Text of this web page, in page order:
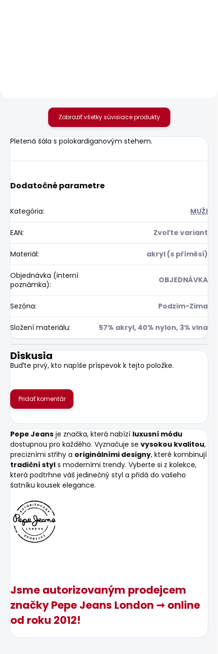
Zobraziť všetky súvisiace produkty
Pletená šála s polokardiganovým stehem.
Dodatočné parametre
Kategória: MUŽI
EAN: Zvoľte variant
Materiál: akryl (s příměsí)
Objednávka (interní
poznámka): OBJEDNÁVKA
Sezóna: Podzim-Zima
Složení materiálu: 57% akryl, 40% nylon, 3% vlna
Diskusia
Buďte prvý, kto napíše príspevok k tejto položke.
Pridať komentár
Pepe Jeans je značka, která nabízí luxusní módu
dostupnou pro každého. Vyznačuje se vysokou kvalitou,
precizními střihy a originálními designy, které kombinují
tradiční styl s moderními trendy. Vyberte si z kolekce,
která podtrhne váš jedinečný styl a přidá do vašeho
šatníku kousek elegance.
Jsme autorizovaným prodejcem
značky Pepe Jeans London ➞ online
od roku 2012!